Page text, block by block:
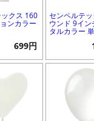
クス 160
ンカラー
699円
センペルテッ
ウンド 9イン
タルカラー